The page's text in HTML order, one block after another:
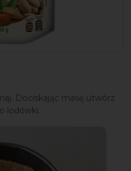
Dociskając masę utwórz
lodówki.